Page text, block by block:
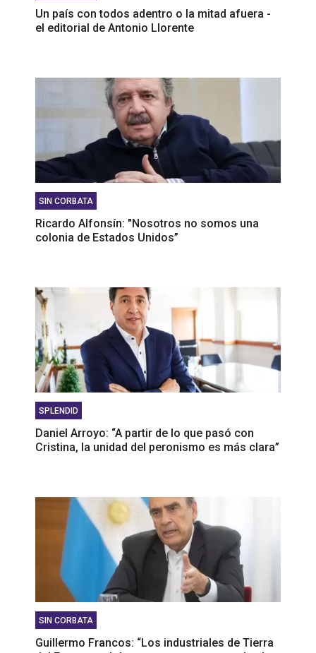
Un país con todos adentro o la mitad afuera -
el editorial de Antonio Llorente
SIN CORBATA
Ricardo Alfonsín: "Nosotros no somos una
colonia de Estados Unidos”
SPLENDID
Daniel Arroyo: “A partir de lo que pasó con
Cristina, la unidad del peronismo es más clara”
SIN CORBATA
Guillermo Francos: “Los industriales de Tierra